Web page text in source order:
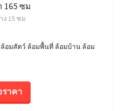
165 ซม
ง 15 ซม
อมสัตว์ ล้อมพื้นที่ ล้อมบ้าน ล้อม
าคา